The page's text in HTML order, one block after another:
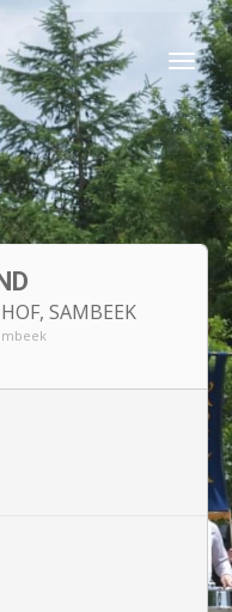
SAMBEEK